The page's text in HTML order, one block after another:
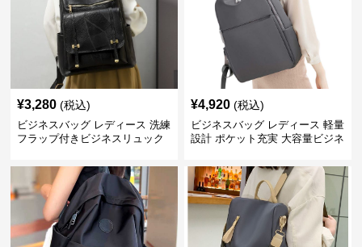
¥3,280 (税込)
ビジネスバッグ レディース 洗練
フラップ付きビジネスリュック
¥4,920 (税込)
ビジネスバッグ レディース 軽量
設計 ポケット充実 大容量ビジネ